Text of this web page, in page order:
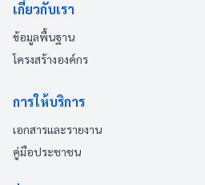
เกี่ยวกับเรา
ข้อมูลพื้นฐาน
โครงสร้างองค์กร
การให้บริการ
เอกสารและรายงาน
คู่มือประชาชน